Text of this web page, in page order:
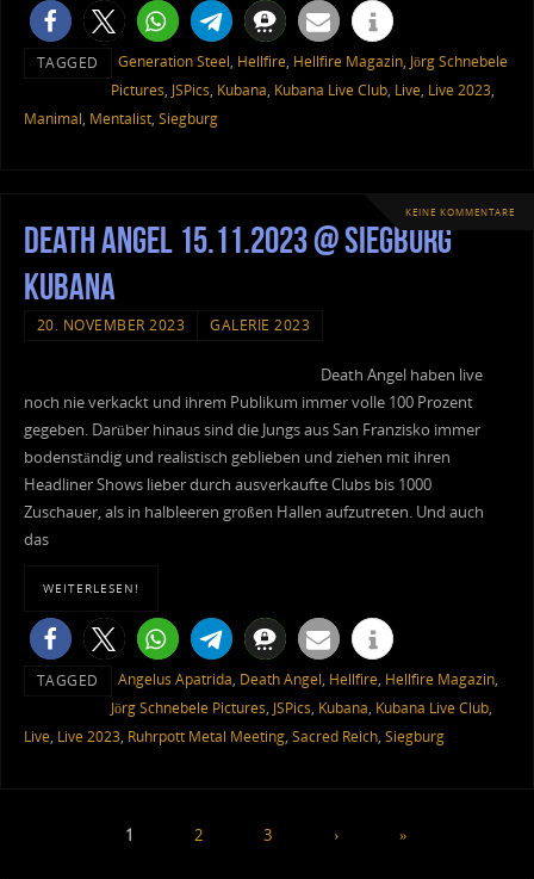
TAGGED Generation Steel, Hellfire, Hellfire Magazin, Jörg Schnebele
Pictures, JSPics, Kubana, Kubana Live Club, Live, Live 2023,
Manimal, Mentalist, Siegburg
KEINE KOMMENTARE
Death Angel 15.11.2023 @ Siegburg
Kubana
20. NOVEMBER 2023 GALERIE 2023
Death Angel haben live
noch nie verkackt und ihrem Publikum immer volle 100 Prozent
gegeben. Darüber hinaus sind die Jungs aus San Franzisko immer
bodenständig und realistisch geblieben und ziehen mit ihren
Headliner Shows lieber durch ausverkaufte Clubs bis 1000
Zuschauer, als in halbleeren großen Hallen aufzutreten. Und auch
das
WEITERLESEN!
TAGGED Angelus Apatrida, Death Angel, Hellfire, Hellfire Magazin,
Jörg Schnebele Pictures, JSPics, Kubana, Kubana Live Club,
Live, Live 2023, Ruhrpott Metal Meeting, Sacred Reich, Siegburg
1 2 3 › »